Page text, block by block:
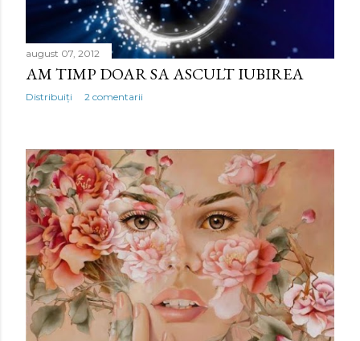
august 07, 2012
AM TIMP DOAR SA ASCULT IUBIREA
Distribuiți 2 comentarii